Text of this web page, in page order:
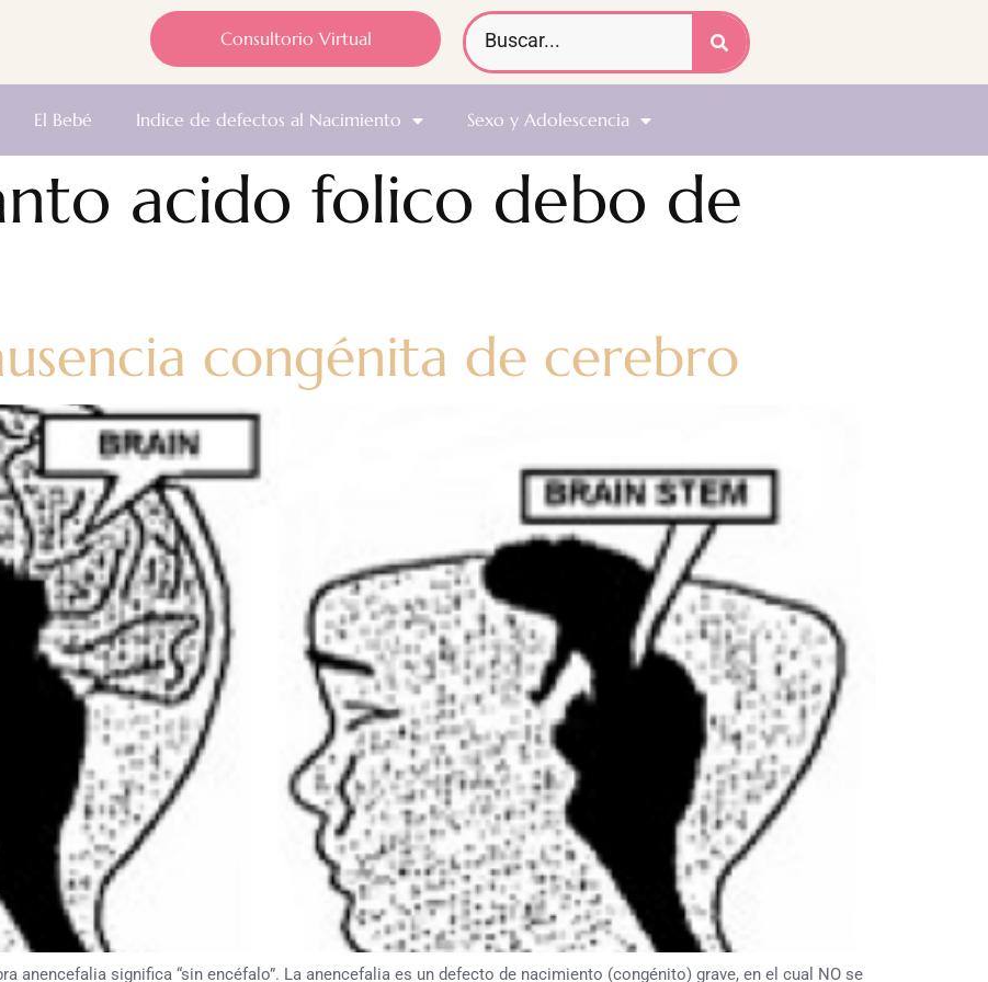
Consultorio Virtual
El Bebé Indice de defectos al Nacimiento Sexo y Adolescencia
acido folico debo de
congénita de cerebro
anencefalia significa “sin encéfalo”. La anencefalia es un defecto de nacimiento (congénito) grave, en el cual NO se